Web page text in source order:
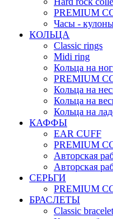
PREMIUM
Часы -
КОЛЬЦА
Classic rings
Midi ring
Кольца на
PREMIUM
Кольца на
Кольца на
Кольца на
КАФФЫ
EAR CUFF
PREMIUM
Авторская
Авторская
СЕРЬГИ
PREMIUM
БРАСЛЕТЫ
Classic